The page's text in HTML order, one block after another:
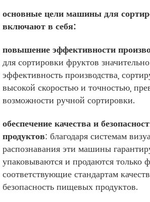
основные цели машины для
включают в себя:
повышение эффективности
для сортировки фруктов
эффективность производства,
высокой скоростью и точностью,
возможности ручной сортировки.
обеспечение качества и
продуктов: благодаря системам
распознавания эти машины
упаковываются и продаются только
соответствующие стандартам
безопасность пищевых продуктов.